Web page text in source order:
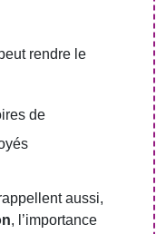
rendre le
de
aussi,
, l’importance